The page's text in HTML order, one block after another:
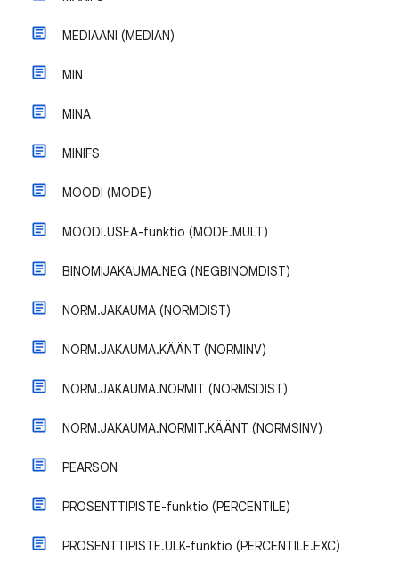
MEDIAANI (MEDIAN)
MIN
MINA
MINIFS
MOODI (MODE)
MOODI.USEA-funktio (MODE.MULT)
BINOMIJAKAUMA.NEG (NEGBINOMDIST)
NORM.JAKAUMA (NORMDIST)
NORM.JAKAUMA.KÄÄNT (NORMINV)
NORM.JAKAUMA.NORMIT (NORMSDIST)
NORM.JAKAUMA.NORMIT.KÄÄNT (NORMSINV)
PEARSON
PROSENTTIPISTE-funktio (PERCENTILE)
PROSENTTIPISTE.ULK-funktio (PERCENTILE.EXC)